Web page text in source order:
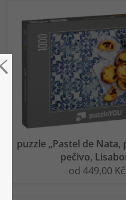
puzzle „Pastel de
pečivo,
od 449,00 Kč